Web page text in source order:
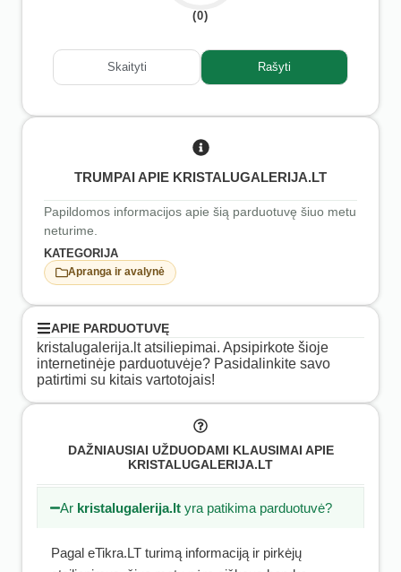
(0)
Skaityti Rašyti
TRUMPAI APIE KRISTALUGALERIJA.LT
Papildomos informacijos apie šią parduotuvę šiuo metu
neturime.
KATEGORIJA
Apranga ir avalynė
APIE PARDUOTUVĘ
kristalugalerija.lt atsiliepimai. Apsipirkote šioje
internetinėje parduotuvėje? Pasidalinkite savo
patirtimi su kitais vartotojais!
DAŽNIAUSIAI UŽDUODAMI KLAUSIMAI APIE
KRISTALUGALERIJA.LT
Ar kristalugalerija.lt yra patikima parduotuvė?
Pagal eTikra.LT turimą informaciją ir pirkėjų